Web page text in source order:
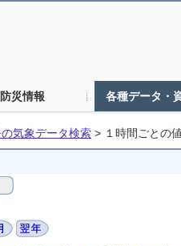
防災情報 各種データ・
気象データ検索 > １時間ごとの